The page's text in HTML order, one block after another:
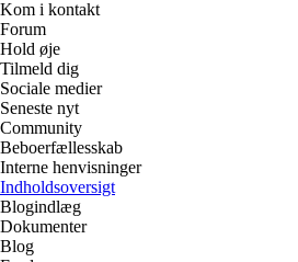
Kom i kontakt
Forum
Hold øje
Tilmeld dig
Sociale medier
Seneste nyt
Community
Beboerfællesskab
Interne henvisninger
Indholdsoversigt
Blogindlæg
Dokumenter
Blog